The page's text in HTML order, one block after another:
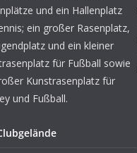
und ein Hallenplatz
ein großer Rasenplatz,
und ein kleiner
für Fußball sowie
Kunstrasenplatz für
und Fußball.